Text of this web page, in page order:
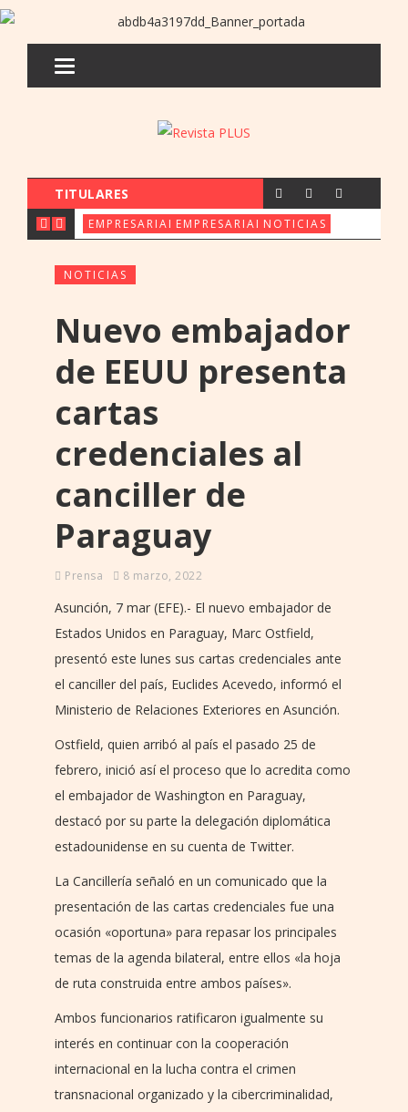
TITULARES
EMPRESARIALES CX & INNOVATION CONGRESS
EMPRESARIALES FERIA ORE: UENO
NOTICIAS
NOTICIAS
Nuevo embajador
de EEUU presenta
cartas
credenciales al
canciller de
Paraguay
Prensa 8 marzo, 2022
Asunción, 7 mar (EFE).- El nuevo embajador de
Estados Unidos en Paraguay, Marc Ostfield,
presentó este lunes sus cartas credenciales ante
el canciller del país, Euclides Acevedo, informó el
Ministerio de Relaciones Exteriores en Asunción.
Ostfield, quien arribó al país el pasado 25 de
febrero, inició así el proceso que lo acredita como
el embajador de Washington en Paraguay,
destacó por su parte la delegación diplomática
estadounidense en su cuenta de Twitter.
La Cancillería señaló en un comunicado que la
presentación de las cartas credenciales fue una
ocasión «oportuna» para repasar los principales
temas de la agenda bilateral, entre ellos «la hoja
de ruta construida entre ambos países».
Ambos funcionarios ratificaron igualmente su
interés en continuar con la cooperación
internacional en la lucha contra el crimen
transnacional organizado y la cibercriminalidad,